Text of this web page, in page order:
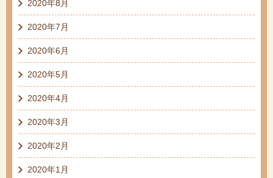
2020年8月
2020年7月
2020年6月
2020年5月
2020年4月
2020年3月
2020年2月
2020年1月